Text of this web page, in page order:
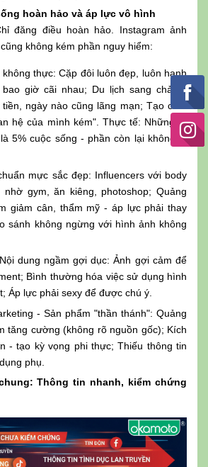
hoàn hảo và áp lực vô hình
đăng điều hoàn hảo. Instagram ảnh
không kém phần nguy hiểm:
thực: Cặp đôi luôn đẹp, luôn hạnh
bao giờ cãi nhau; Du lịch sang chảnh,
ngày nào cũng lãng mạn; Tạo cảm
hệ của mình kém". Thực tế: Những gì
5% cuộc sống - phần còn lại không ai
mực sắc đẹp: Influencers với body
gym, ăn kiêng, photoshop; Quảng
giảm cân, thẩm mỹ - áp lực phải thay
sánh không ngừng với hình ảnh không
dung ngầm gợi dục: Ảnh gợi cảm để
Bình thường hóa việc sử dụng hình
Áp lực phải sexy để được chú ý.
- Sản phẩm "thần thánh": Quảng
tăng cường (không rõ nguồn gốc); Kích
- tạo kỳ vọng phi thực; Thiếu thông tin
phụ.
Thông tin nhanh, kiểm chứng